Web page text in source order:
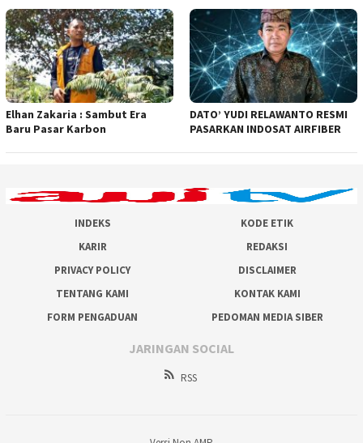
Elhan Zakaria : Sambut Era
Baru Pasar Karbon
DATO’ YUDI RELAWANTO RESMI
PASARKAN INDOSAT AIRFIBER
INDEKS
KODE ETIK
KARIR
REDAKSI
PRIVACY POLICY
DISCLAIMER
TENTANG KAMI
KONTAK KAMI
FORM PENGADUAN
PEDOMAN MEDIA SIBER
JARINGAN SOCIAL
RSS